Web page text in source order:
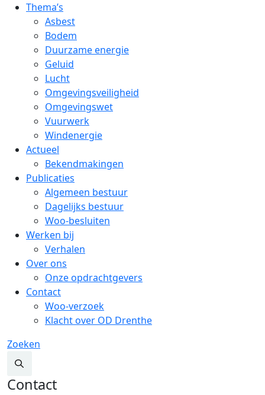
Thema’s
Asbest
Bodem
Duurzame energie
Geluid
Lucht
Omgevingsveiligheid
Omgevingswet
Vuurwerk
Windenergie
Actueel
Bekendmakingen
Publicaties
Algemeen bestuur
Dagelijks bestuur
Woo-besluiten
Werken bij
Verhalen
Over ons
Onze opdrachtgevers
Contact
Woo-verzoek
Klacht over OD Drenthe
Zoeken
Contact